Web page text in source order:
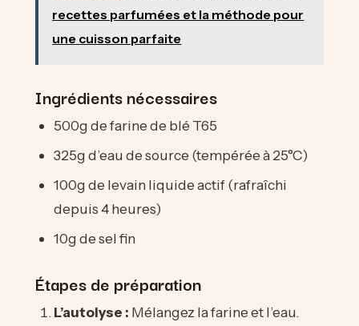
recettes parfumées et la méthode pour
une cuisson parfaite
Ingrédients nécessaires
500g de farine de blé T65
325g d’eau de source (tempérée à 25°C)
100g de levain liquide actif (rafraîchi
depuis 4 heures)
10g de sel fin
Étapes de préparation
L’autolyse : Mélangez la farine et l’eau.